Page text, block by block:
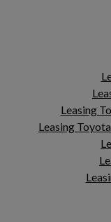
Leasing
Leasing